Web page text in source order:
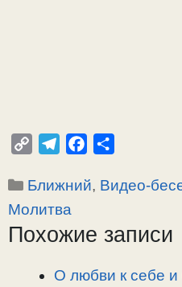
p
y
L
l
e
g
a
c
b
o
п
а
Рубрики
Ближний, Видео-
Молитва
Похожие записи
О любви к себе